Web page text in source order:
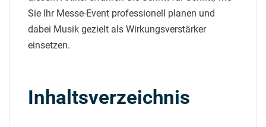
Sie Ihr Messe-Event professionell planen und
dabei Musik gezielt als Wirkungsverstärker
einsetzen.
Inhaltsverzeichnis